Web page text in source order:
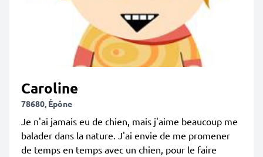
Caroline
78680, Épône
Je n'ai jamais eu de chien, mais j'aime beaucoup me
balader dans la nature. J'ai envie de me promener
de temps en temps avec un chien, pour le faire